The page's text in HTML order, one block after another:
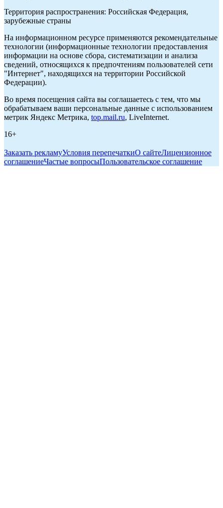
Территория распространения: Российская Федерация,
зарубежные страны
На информационном ресурсе применяются рекомендательные
технологии (информационные технологии предоставления
информации на основе сбора, систематизации и анализа
сведений, относящихся к предпочтениям пользователей сети
"Интернет", находящихся на территории Российской
Федерации).
Во время посещения сайта вы соглашаетесь с тем, что мы
обрабатываем ваши персональные данные с использованием
метрик Яндекс Метрика, top.mail.ru, LiveInternet.
16+
Заказать рекламуУсловия перепечаткиО сайтеЛицензионное
соглашениеЧастые вопросыПользовательское соглашение